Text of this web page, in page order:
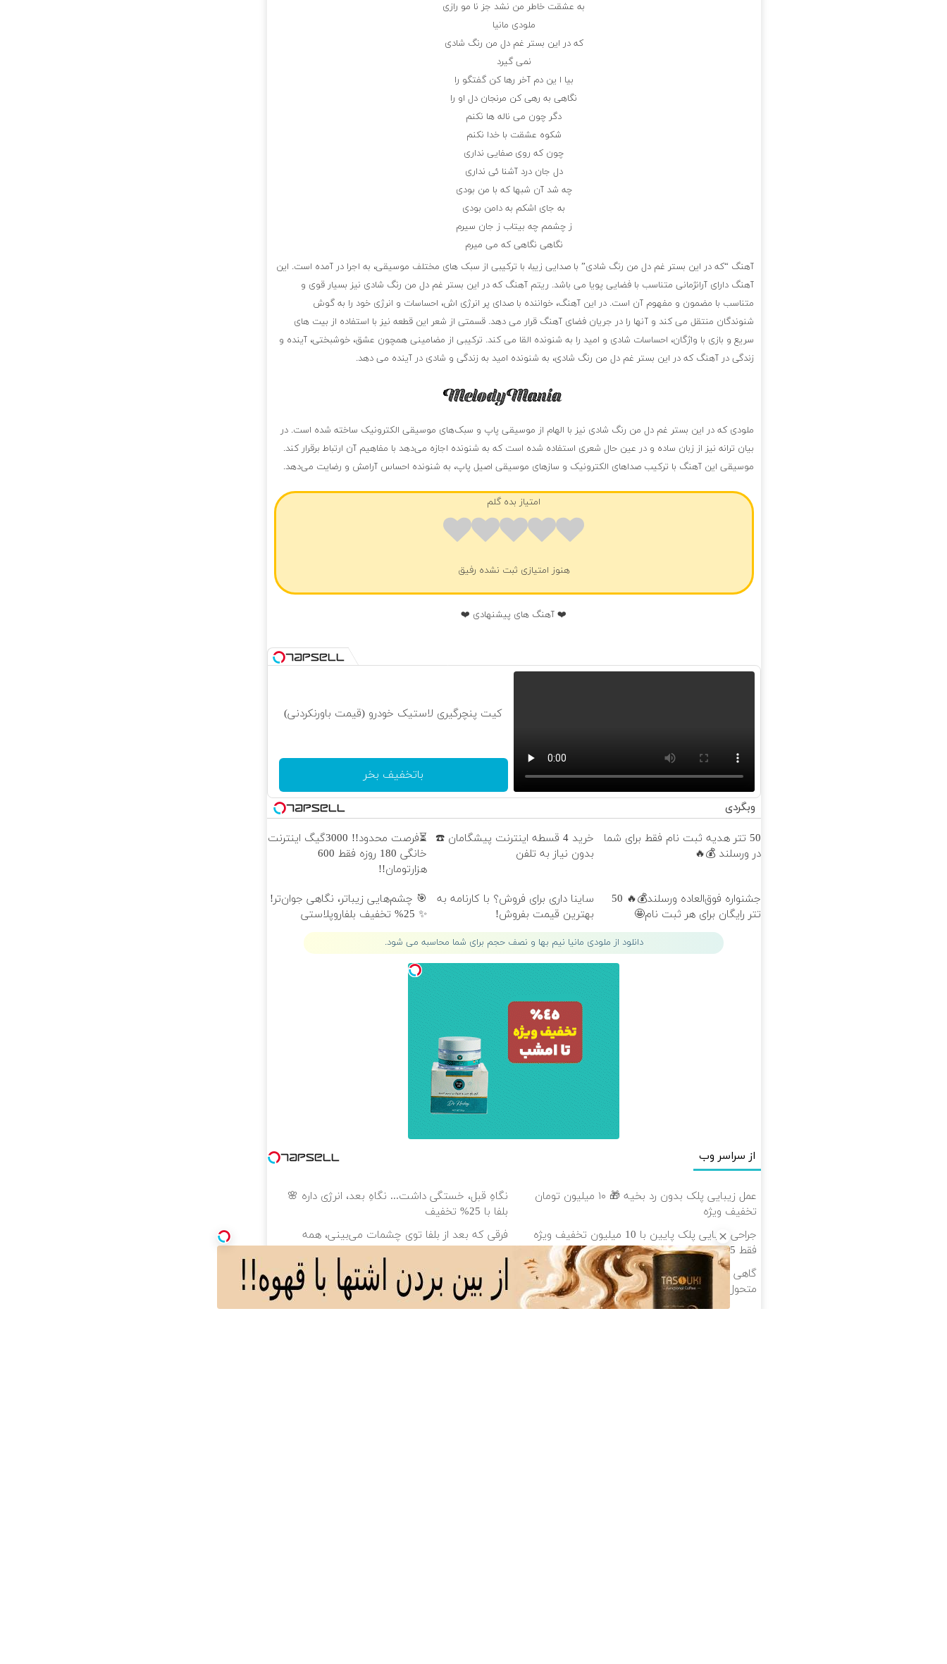
به عشقت خاطر من نشد جز نا مو رازی
ملودی مانیا
که در این بستر غم دل من رنگ شادی
نمی گیرد
بیا ا ین دم آخر رها کن گفتگو را
نگاهی به رهی کن مرنجان دل او را
دگر چون می ناله ها نکنم
شکوه عشقت با خدا نکنم
چون که روی صفایی نداری
دل جان درد آشنا ئی نداری
چه شد آن شبها که با من بودی
به جای اشکم به دامن بودی
ز چشمم چه بیتاب ز جان سیرم
نگاهی نگاهی که می میرم
آهنگ “که در این بستر غم دل من رنگ شادی” با صدایی زیبا، با ترکیبی از سبک های مختلف موسیقی، به اجرا در آمده است. این
آهنگ دارای آرانژمانی متناسب با فضایی پویا می باشد. ریتم آهنگ که در این بستر غم دل من رنگ شادی نیز بسیار قوی و
متناسب با مضمون و مفهوم آن است. در این آهنگ، خواننده با صدای پر انرژی اش، احساسات و انرژی خود را به گوش
شنوندگان منتقل می کند و آنها را در جریان فضای آهنگ قرار می دهد. قسمتی از شعر این قطعه نیز با استفاده از بیت های
سریع و بازی با واژگان، احساسات شادی و امید را به شنونده القا می کند. ترکیبی از مضامینی همچون عشق، خوشبختی، آینده و
زندگی در آهنگ که در این بستر غم دل من رنگ شادی، به شنونده امید به زندگی و شادی در آینده می دهد.
ملودی که در این بستر غم دل من رنگ شادی نیز با الهام از موسیقی پاپ و سبک‌های موسیقی الکترونیک ساخته شده است. در
بیان ترانه نیز از زبان ساده و در عین حال شعری استفاده شده است که به شنونده اجازه می‌دهد با مفاهیم آن ارتباط برقرار کند.
موسیقی این آهنگ با ترکیب صداهای الکترونیک و سازهای موسیقی اصیل پاپ، به شنونده احساس آرامش و رضایت می‌دهد.
امتیاز بده گلم
هنوز امتیازی ثبت نشده رفیق
❤️ آهنگ های پیشنهادی ❤️
کیت پنچرگیری لاستیک خودرو (قیمت باورنکردنی)
باتخفیف بخر
وبگردی
50 تتر هدیه ثبت نام فقط برای شما
در ورسلند 💰🔥
خرید 4 قسطه اینترنت پیشگامان ☎️
بدون نیاز به تلفن
⏳فرصت محدود!! 3000گیگ اینترنت
خانگی 180 روزه فقط 600
هزارتومان!!
جشنواره فوق‌العاده ورسلند💰🔥 50
تتر رایگان برای هر ثبت نام🤩
ساینا داری برای فروش؟ با کارنامه به
بهترین قیمت بفروش!
🎯 چشم‌هایی زیباتر، نگاهی جوان‌تر!
✨ 25% تخفیف بلفاروپلاستی
دانلود از ملودی مانیا نیم بها و نصف حجم برای شما محاسبه می شود.
از سراسر وب
عمل زیبایی پلک بدون رد بخیه 🎁 ۱۰ میلیون تومان
تخفیف ویژه
نگاهِ قبل، خستگی داشت... نگاهِ بعد، انرژی داره 🌸
بلفا با 25% تخفیف
جراحی زیبایی پلک پایین با 10 میلیون تخفیف ویژه
فقط 35 ✨
فرقی که بعد از بلفا توی چشمات می‌بینی، همه
متوجه میشن ✨
گاهی فقط یک تغییر کوچیک، می‌تونه کل چهرتو
متحول کنه 💚 تغییر طبیعی
🚀 می‌خوای مثل رتبه برترا بدرخشی؟ جمع‌بندی
تابستون رایگان ماز 📚